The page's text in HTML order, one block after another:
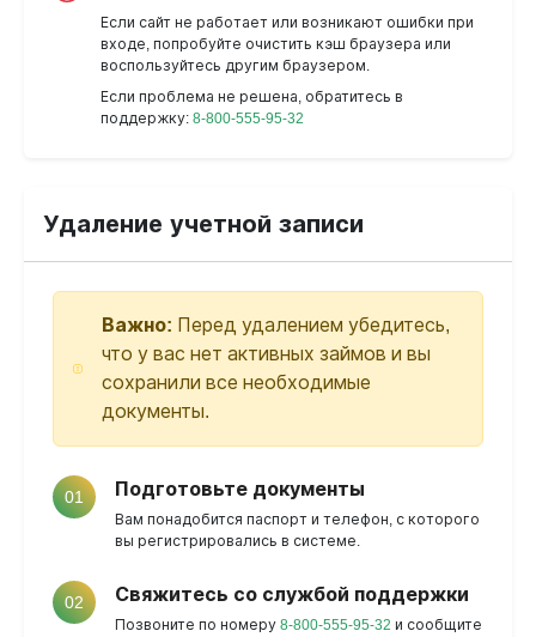
Если сайт не работает или возникают ошибки при
входе, попробуйте очистить кэш браузера или
воспользуйтесь другим браузером.
Если проблема не решена, обратитесь в
поддержку: 8-800-555-95-32
Удаление учетной записи
Важно: Перед удалением убедитесь,
что у вас нет активных займов и вы
сохранили все необходимые
документы.
01 Подготовьте документы
Вам понадобится паспорт и телефон, с которого
вы регистрировались в системе.
02 Свяжитесь со службой поддержки
Позвоните по номеру 8-800-555-95-32 и сообщите